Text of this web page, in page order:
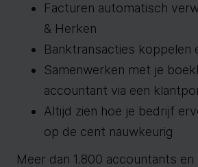
Facturen automatisch
& Herken
Banktransacties koppelen
Samenwerken met je
accountant via een
Altijd zien hoe je bedrijf
op de cent nauwkeurig
Meer dan 1.800 accountants en